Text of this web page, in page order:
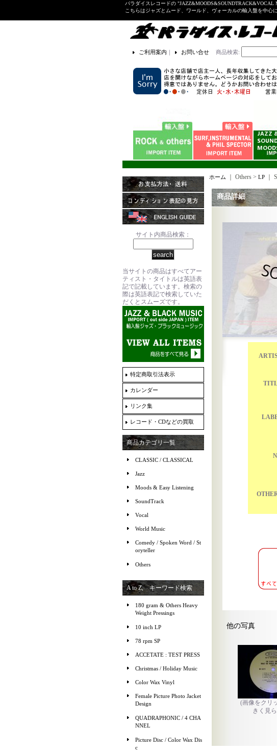
パラダイスレコードの "JAZZ&MOODS&SOUNDTRACK&VOCAL
こちらはジャズとムード、ワールド、ヴォーカルの輸入盤を中心
ご利用案内 ｜ お問い合せ 商品検索:
サイト内商品検索：
当サイトの商品はすべてアー
ティスト・タイトルは英語表
記で記載しています。検索の
際は英語表記で検索していた
だくとスムーズです。
特定商取引法表示
カレンダー
リンク集
レコード・CDなどの買取
商品カテゴリ一覧
CLASSIC / CLASSICAL
Jazz
Moods & Easy Listening
SoundTrack
Vocal
World Music
Comedy / Spoken Word / St
oryteller
Others
A to Z, キーワード検索
180 gram & Others Heavy
Weight Pressings
10 inch LP
78 rpm SP
ACCETATE : TEST PRESS
Christmas / Holiday Music
Color Wax Vinyl
Female Picture Photo Jacket
Design
QUADRAPHONIC / 4 CHA
NNEL
Picture Disc / Color Wax Dis
c
ホーム ｜ Others > LP｜
商品詳細
他の写真
(画像をクリ
きく見